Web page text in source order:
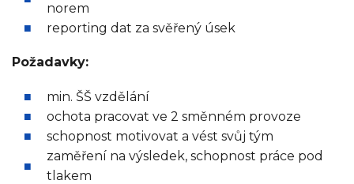
norem
reporting dat za svěřený úsek
Požadavky:
min. ŠŠ vzdělání
ochota pracovat ve 2 směnném provoze
schopnost motivovat a vést svůj tým
zaměření na výsledek, schopnost práce pod
tlakem